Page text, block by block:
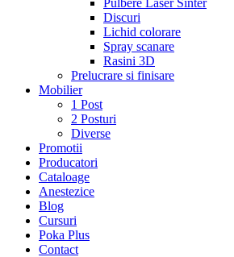
Pulbere Laser Sinter
Discuri
Lichid colorare
Spray scanare
Rasini 3D
Prelucrare si finisare
Mobilier
1 Post
2 Posturi
Diverse
Promotii
Producatori
Cataloage
Anestezice
Blog
Cursuri
Poka Plus
Contact